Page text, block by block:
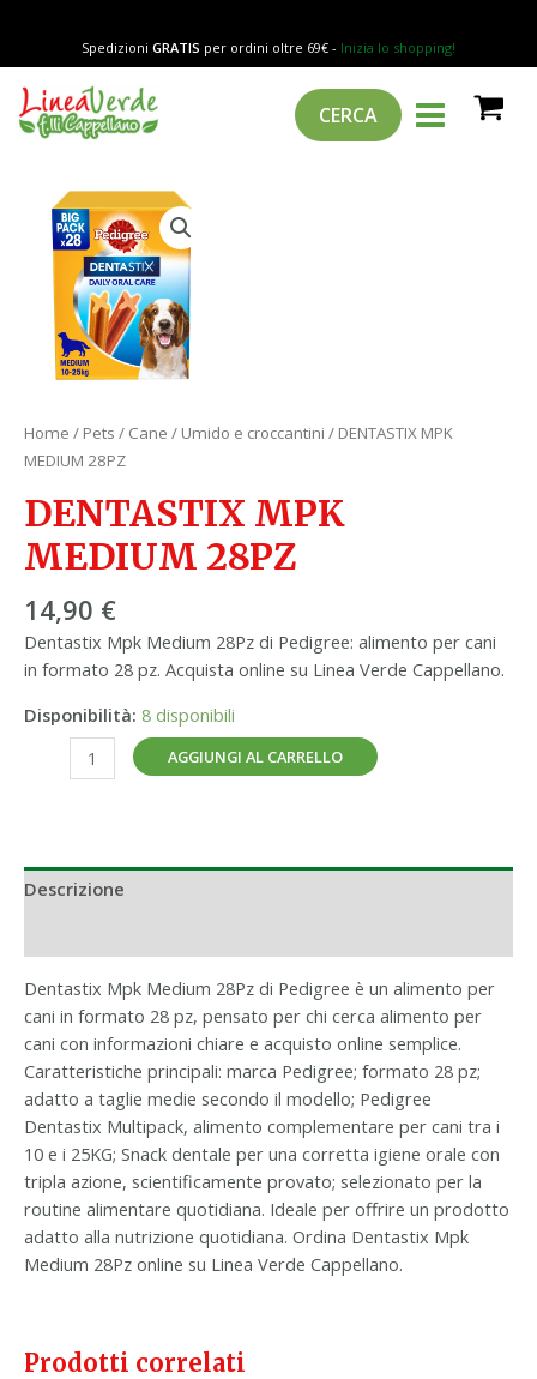
contenuto
Spedizioni GRATIS per ordini oltre 69€ - Inizia lo shopping!
CERCA
MAIN
MENU
Home / Pets / Cane / Umido e croccantini / DENTASTIX MPK
MEDIUM 28PZ
DENTASTIX MPK
MEDIUM 28PZ
14,90 €
Dentastix Mpk Medium 28Pz di Pedigree: alimento per cani
in formato 28 pz. Acquista online su Linea Verde Cappellano.
Disponibilità: 8 disponibili
DENTASTIX
MPK
MEDIUM
28PZ
quantità
AGGIUNGI AL CARRELLO
Descrizione
Dentastix Mpk Medium 28Pz di Pedigree è un alimento per
cani in formato 28 pz, pensato per chi cerca alimento per
cani con informazioni chiare e acquisto online semplice.
Caratteristiche principali: marca Pedigree; formato 28 pz;
adatto a taglie medie secondo il modello; Pedigree
Dentastix Multipack, alimento complementare per cani tra i
10 e i 25KG; Snack dentale per una corretta igiene orale con
tripla azione, scientificamente provato; selezionato per la
routine alimentare quotidiana. Ideale per offrire un prodotto
adatto alla nutrizione quotidiana. Ordina Dentastix Mpk
Medium 28Pz online su Linea Verde Cappellano.
Prodotti correlati
quantità